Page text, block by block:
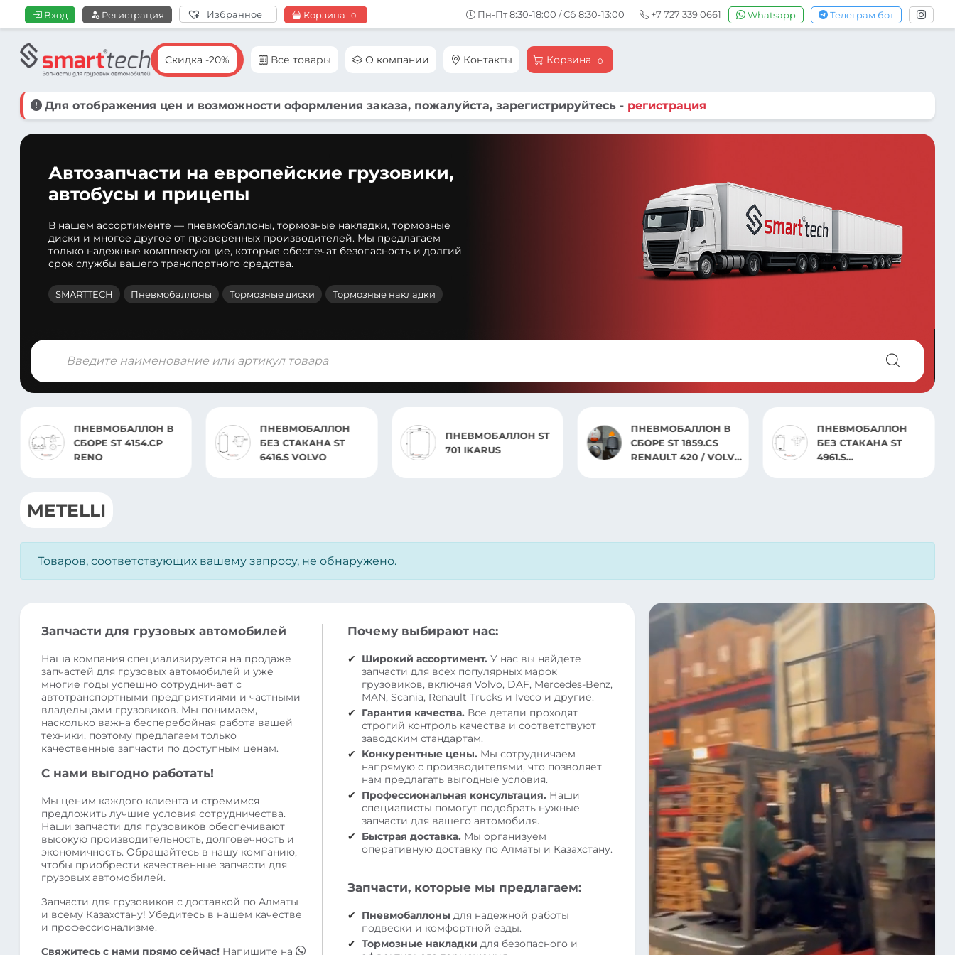
Вход Регистрация Избранное Корзина 0 Пн-Пт 8:30-18:00 / Сб 8:30-13:00 +7 727 339 0661 Whatsapp Телеграм бот
Скидка -20% Все товары О компании Контакты Корзина 0
Для отображения цен и возможности оформления заказа, пожалуйста, зарегистрируйтесь - регистрация
Автозапчасти на европейские грузовики,
автобусы и прицепы
В нашем ассортименте — пневмобаллоны, тормозные накладки, тормозные
диски и многое другое от проверенных производителей. Мы предлагаем
только надежные комплектующие, которые обеспечат безопасность и долгий
срок службы вашего транспортного средства.
SMARTTECH Пневмобаллоны Тормозные диски Тормозные накладки
Поиск
товаров
ПНЕВМОБАЛЛОН В
СБОРЕ ST 4154.CP
RENO
ПНЕВМОБАЛЛОН
БЕЗ СТАКАНА ST
6416.S VOLVO
ПНЕВМОБАЛЛОН ST
701 IKARUS
ПНЕВМОБАЛЛОН В
СБОРЕ ST 1859.CS
RENAULT 420 / VOLVO
ПНЕВМОБАЛЛОН
БЕЗ СТАКАНА ST
4961.S
METELLI
Товаров, соответствующих вашему запросу, не обнаружено.
Запчасти для грузовых автомобилей
Наша компания специализируется на продаже
запчастей для грузовых автомобилей и уже
многие годы успешно сотрудничает с
автотранспортными предприятиями и частными
владельцами грузовиков. Мы понимаем,
насколько важна бесперебойная работа вашей
техники, поэтому предлагаем только
качественные запчасти по доступным ценам.
С нами выгодно работать!
Мы ценим каждого клиента и стремимся
предложить лучшие условия сотрудничества.
Наши запчасти для грузовиков обеспечивают
высокую производительность, долговечность и
экономичность. Обращайтесь в нашу компанию,
чтобы приобрести качественные запчасти для
грузовых автомобилей.
Запчасти для грузовиков с доставкой по Алматы
и всему Казахстану! Убедитесь в нашем качестве
и профессионализме.
Свяжитесь с нами прямо сейчас! Напишите на
Почему выбирают нас:
Широкий ассортимент. У нас вы найдете
запчасти для всех популярных марок
грузовиков, включая Volvo, DAF, Mercedes-Benz,
MAN, Scania, Renault Trucks и Iveco и другие.
Гарантия качества. Все детали проходят
строгий контроль качества и соответствуют
заводским стандартам.
Конкурентные цены. Мы сотрудничаем
напрямую с производителями, что позволяет
нам предлагать выгодные условия.
Профессиональная консультация. Наши
специалисты помогут подобрать нужные
запчасти для вашего автомобиля.
Быстрая доставка. Мы организуем
оперативную доставку по Алматы и Казахстану.
Запчасти, которые мы предлагаем:
Пневмобаллоны для надежной работы
подвески и комфортной езды.
Тормозные накладки для безопасного и